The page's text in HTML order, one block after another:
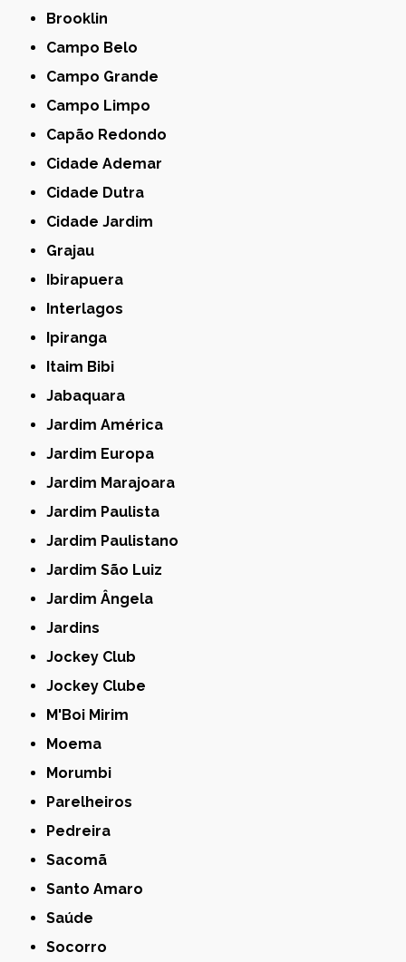
Brooklin
Campo Belo
Campo Grande
Campo Limpo
Capão Redondo
Cidade Ademar
Cidade Dutra
Cidade Jardim
Grajau
Ibirapuera
Interlagos
Ipiranga
Itaim Bibi
Jabaquara
Jardim América
Jardim Europa
Jardim Marajoara
Jardim Paulista
Jardim Paulistano
Jardim São Luiz
Jardim Ângela
Jardins
Jockey Club
Jockey Clube
M'Boi Mirim
Moema
Morumbi
Parelheiros
Pedreira
Sacomã
Santo Amaro
Saúde
Socorro